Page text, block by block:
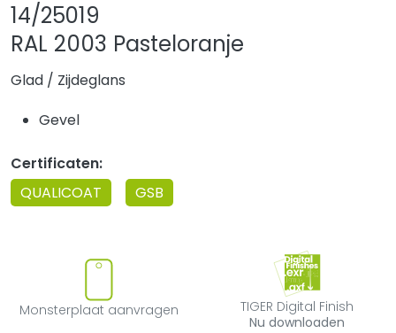
14/25019
RAL 2003 Pasteloranje
Glad / Zijdeglans
Gevel
Certificaten:
QUALICOAT
GSB
Monsterplaat aanvragen
Monsterplaat aanvragen
TIGER Digital
TIGER Digital Finish
Nu downloaden